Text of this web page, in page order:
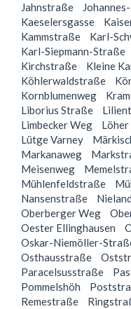
Jahnstraße
Kaeselersgasse
Kammstraße
Karl-
Karl-Siepmann-Straße
Kirchstraße
Kleine
Köhlerwaldstraße
Kornblumenweg
Liborius Straße
Limbecker Weg
Lütge Varney
Markanaweg
Meisenweg
Mühlenfeldstraße
Nansenstraße
Oberberger Weg
Oester Ellinghausen
Oskar-Niemöller-
Osthausstraße
Paracelsusstraße
Pommelshöh
Remestraße